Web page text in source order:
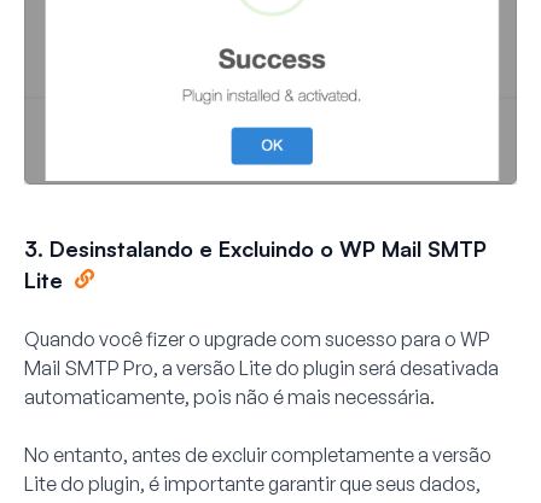
3. Desinstalando e Excluindo o WP Mail SMTP
Lite
Quando você fizer o upgrade com sucesso para o WP
Mail SMTP Pro, a versão Lite do plugin será desativada
automaticamente, pois não é mais necessária.
No entanto, antes de excluir completamente a versão
Lite do plugin, é importante garantir que seus dados,